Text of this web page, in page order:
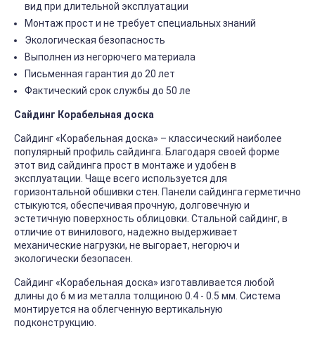
вид при длительной эксплуатации
Монтаж прост и не требует специальных знаний
Экологическая безопасность
Выполнен из негорючего материала
Письменная гарантия до 20 лет
Фактический срок службы до 50 ле
Сайдинг Корабельная доска
Сайдинг «Корабельная доска» – классический наиболее
популярный профиль сайдинга. Благодаря своей форме
этот вид сайдинга прост в монтаже и удобен в
эксплуатации. Чаще всего используется для
горизонтальной обшивки стен. Панели сайдинга герметично
стыкуются, обеспечивая прочную, долговечную и
эстетичную поверхность облицовки. Стальной сайдинг, в
отличие от винилового, надежно выдерживает
механические нагрузки, не выгорает, негорюч и
экологически безопасен.
Сайдинг «Корабельная доска» изготавливается любой
длины до 6 м из металла толщиною 0.4 - 0.5 мм. Система
монтируется на облегченную вертикальную
подконструкцию.